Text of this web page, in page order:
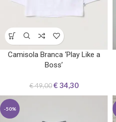
Camisola Branca ‘Play Like a
Boss’
€49,00 € 34,30
-50%